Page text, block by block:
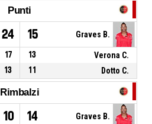
Punti
24 15 Graves B.
17 13
Verona C.
13 11 Dotto C.
Rimbalzi
10 14 Graves B.